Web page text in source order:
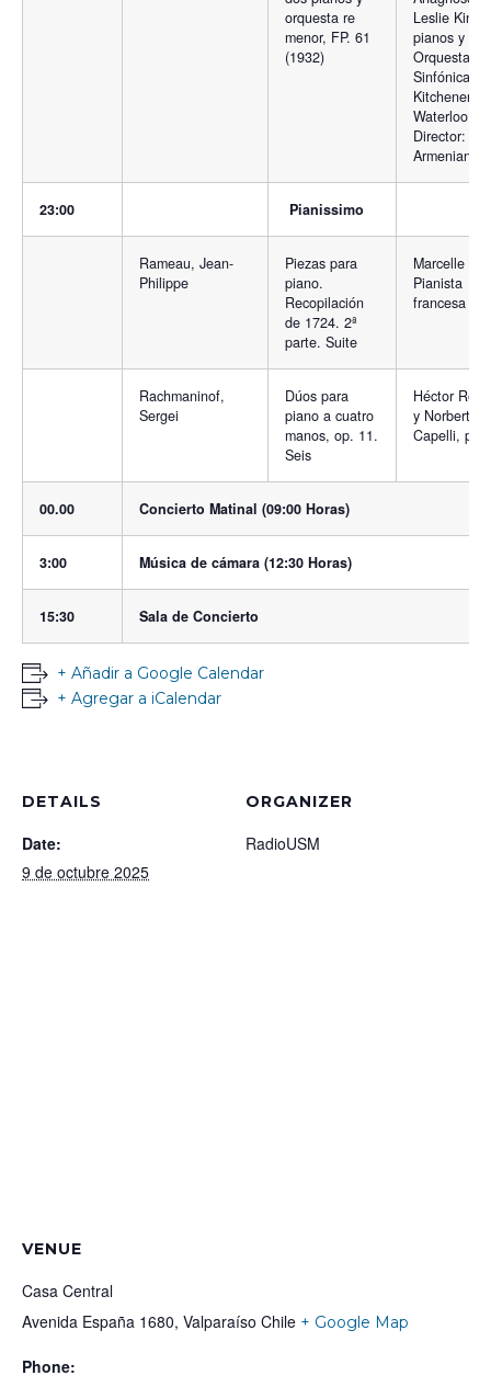
orquesta re
menor, FP. 61
(1932)
Leslie
pianos y
Orquesta
Sinfónica
Kitchener-
Waterloo.
Director:
Armenian
23:00 Pianissimo
Rameau, Jean-
Philippe
Piezas para
piano.
Recopilación
de 1724. 2ª
parte. Suite
Marcelle
Pianista
francesa
Rachmaninof,
Sergei
Dúos para
piano a cuatro
manos, op. 11.
Seis
Héctor
y Norberto
Capelli,
00.00 Concierto Matinal (09:00 Horas)
3:00 Música de cámara (12:30 Horas)
15:30 Sala de Concierto
+ Añadir a Google Calendar
+ Agregar a iCalendar
DETAILS
Date:
9 de octubre 2025
ORGANIZER
RadioUSM
VENUE
Casa Central
Avenida España 1680, Valparaíso Chile + Google Map
Phone: